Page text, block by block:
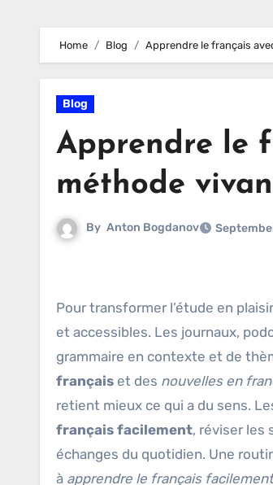
Home Blog Apprendre le français
Blog
Apprendre le
méthode
By Anton Bogdanov
Pour transformer l’étude en
et accessibles. Les journaux,
grammaire en contexte et de
français et des nouvelles en
retient mieux ce qui a du sens.
français facilement, réviser les
échanges du quotidien. Une
à apprendre le français facilement